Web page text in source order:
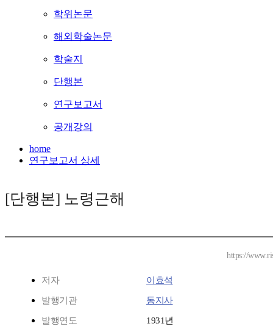
학위논문
해외학술논문
학술지
단행본
연구보고서
공개강의
home
연구보고서 상세
[단행본] 노령근해
https://
저자 이효석
발행기관 동지사
발행연도 1931년